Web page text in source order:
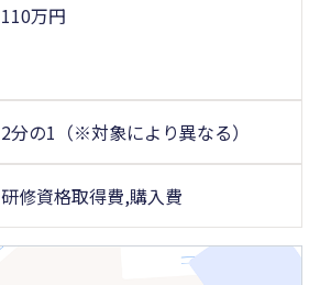
110万円
2分の1（※対象により異なる）
研修資格取得費,購入費